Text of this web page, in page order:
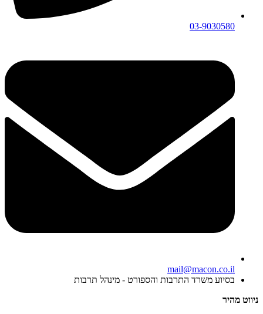
03-9030580
mail@macon.co.il
בסיוע משרד התרבות והספורט - מינהל תרבות
ניווט מהיר